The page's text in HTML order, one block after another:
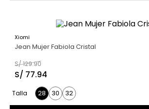
40 %
Xiomi
Jean Mujer Fabiola Cristal
S/129.90
S/ 77.94
Talla 28 30 32